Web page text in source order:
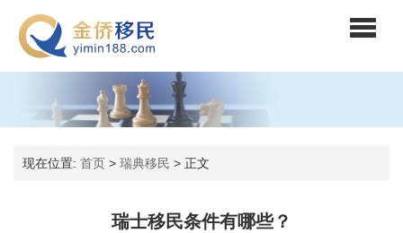
现在位置: 首页 > 瑞典移民 > 正文
瑞士移民条件有哪些？